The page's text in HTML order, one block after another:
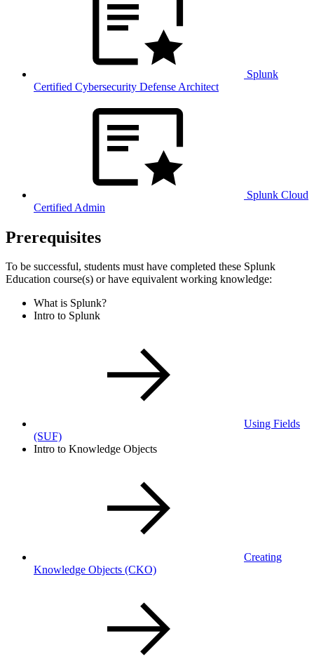
Splunk
Certified Cybersecurity Defense Architect
Splunk Cloud
Certified Admin
Prerequisites
To be successful, students must have completed these Splunk
Education course(s) or have equivalent working knowledge:
What is Splunk?
Intro to Splunk
Using Fields
(SUF)
Intro to Knowledge Objects
Creating
Knowledge Objects (CKO)